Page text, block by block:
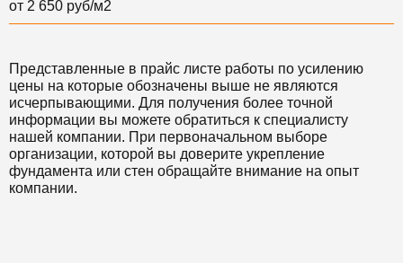
от 2 650 руб/м2
Представленные в прайс листе работы по усилению
цены на которые обозначены выше не являются
исчерпывающими. Для получения более точной
информации вы можете обратиться к специалисту
нашей компании. При первоначальном выборе
организации, которой вы доверите укрепление
фундамента или стен обращайте внимание на опыт
компании.